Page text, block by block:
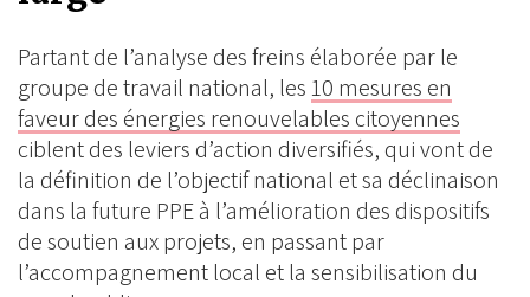
Partant de l’analyse des freins élaborée par le
groupe de travail national, les 10 mesures en
faveur des énergies renouvelables citoyennes
ciblent des leviers d’action diversifiés, qui vont de
la définition de l’objectif national et sa déclinaison
dans la future PPE à l’amélioration des dispositifs
de soutien aux projets, en passant par
l’accompagnement local et la sensibilisation du